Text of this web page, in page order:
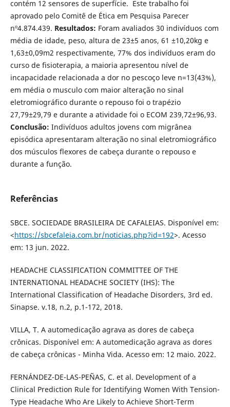
contém 12 sensores de superfície. Este trabalho foi
aprovado pelo Comitê de Ética em Pesquisa Parecer
nº4.874.439. Resultados: Foram avaliados 30 indivíduos com
média de idade, peso, altura de 23±5 anos, 61 ±10,20kg e
1,63±0,09m2 respectivamente, 77% dos indivíduos eram do
curso de fisioterapia, a maioria apresentou nível de
incapacidade relacionada a dor no pescoço leve n=13(43%),
em média o musculo com maior alteração no sinal
eletromiográfico durante o repouso foi o trapézio
27,79±29,79 e durante a atividade foi o ECOM 239,72±96,93.
Conclusão: Indivíduos adultos jovens com migrânea
episódica apresentaram alteração no sinal eletromiográfico
dos músculos flexores de cabeça durante o repouso e
durante a função.
Referências
SBCE. SOCIEDADE BRASILEIRA DE CAFALEIAS. Disponível em:
<https://sbcefaleia.com.br/noticias.php?id=192>. Acesso
em: 13 jun. 2022.
HEADACHE CLASSIFICATION COMMITTEE OF THE
INTERNATIONAL HEADACHE SOCIETY (IHS): The
International Classification of Headache Disorders, 3rd ed.
Sinapse. v.18, n.2, p.1-172, 2018.
VILLA, T. A automedicação agrava as dores de cabeça
crônicas. Disponível em: A automedicação agrava as dores
de cabeça crônicas - Minha Vida. Acesso em: 12 maio. 2022.
FERNÁNDEZ-DE-LAS-PEÑAS, C. et al. Development of a
Clinical Prediction Rule for Identifying Women With Tension-
Type Headache Who Are Likely to Achieve Short-Term